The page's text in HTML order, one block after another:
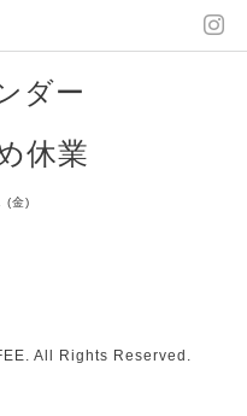
ダー
休業
(金)
. All Rights Reserved.